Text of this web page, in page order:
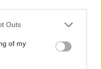
one or more Google
You may click to
its third-party tags to
in below Google
Outs
of my
Γυναικών επί ιταλικού